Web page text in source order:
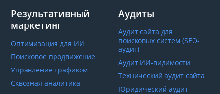
Результативный
маркетинг
Оптимизация для ИИ
Поисковое продвижение
Управление трафиком
Сквозная аналитика
Аудиты
Аудит сайта для
поисковых систем (SEO-
аудит)
Аудит ИИ-видимости
Технический аудит сайта
Юридический аудит